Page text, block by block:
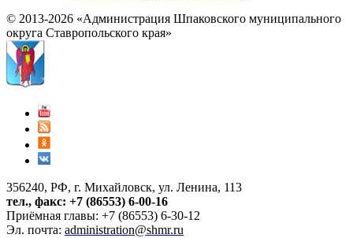
© 2013-2026 «Администрация Шпаковского муниципального
округа Ставропольского края»
356240, РФ, г. Михайловск, ул. Ленина, 113
тел., факс: +7 (86553) 6-00-16
Приёмная главы: +7 (86553) 6-30-12
Эл. почта: administration@shmr.ru